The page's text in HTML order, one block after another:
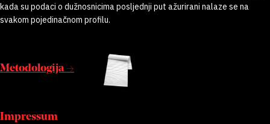
kada su podaci o dužnosnicima posljednji put ažurirani nalaze se na
svakom pojedinačnom profilu.
Metodologija →
Impressum